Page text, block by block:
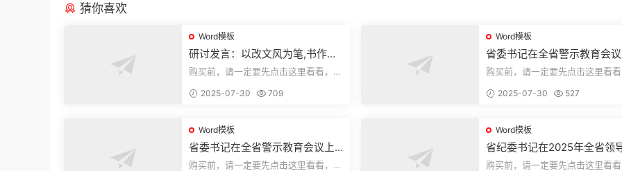
猜你喜欢
Word模板
研讨发言：以改文风为笔,书作风
建设“必修课”
购买前，请一定要先点击这里看看，欢
束，本文...
2025-07-30 709
Word模板
省委书记在全省警示教育会
的讲话.1
购买前，请一定要先点击这里看
束，本文...
2025-07-30 527
Word模板
省委书记在全省警示教育会议上
的讲话
购买前，请一定要先点击这里看看，欢
Word模板
省纪委书记在2025年全省领
部警示教育会上的讲话.1
购买前，请一定要先点击这里看